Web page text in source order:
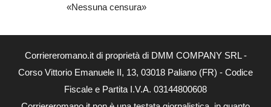
«Nessuna censura»
Corriereromano.it di proprietà di DMM COMPANY SRL -
Corso Vittorio Emanuele II, 13, 03018 Paliano (FR) - Codice
Fiscale e Partita I.V.A. 03144800608